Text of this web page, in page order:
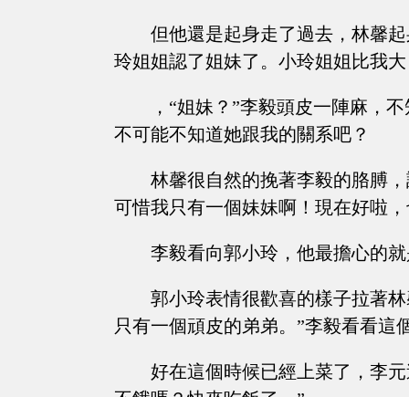
但他還是起身走了過去，林馨
玲姐姐認了姐妹了。小玲姐姐比我
，“姐妹？”李毅頭皮一陣麻，
不可能不知道她跟我的關系吧？
林馨很自然的挽著李毅的胳膊
可惜我只有一個妹妹啊！現在好啦
李毅看向郭小玲，他最擔心的
郭小玲表情很歡喜的樣子拉著
只有一個頑皮的弟弟。”李毅看看
好在這個時候已經上菜了，李